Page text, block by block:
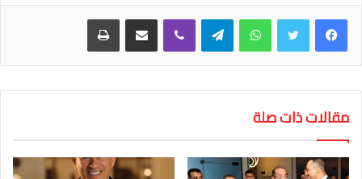
واتساب تيلقرام
مقالات ذات صلة